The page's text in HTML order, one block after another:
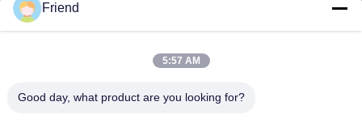
Быстрые Связи
О Компании
Наша Фабрика
Контроль Качества
Friend
5:57 AM
Good day, what product are you looking for?